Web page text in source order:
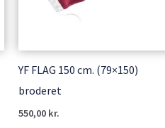
YF FLAG 150 cm. (79×150)
broderet
550,00 kr.